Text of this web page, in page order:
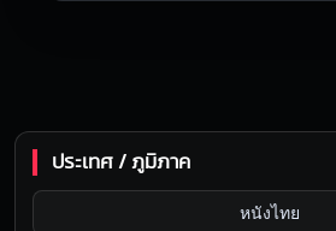
ประเทศ / ภูมิภาค
หนังไทย